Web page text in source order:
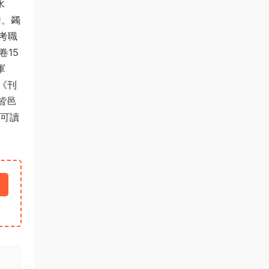
蠲
職
15
刊
邑
讀